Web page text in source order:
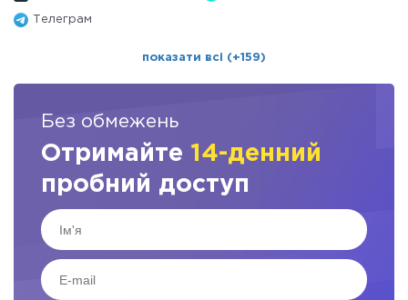
Телеграм
показати всі (+159)
Без обмежень
Отримайте 14-денний
пробний доступ